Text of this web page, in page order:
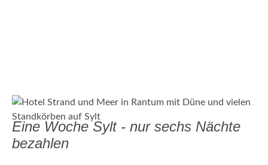
Eine Woche Sylt - nur sechs Nächte
bezahlen